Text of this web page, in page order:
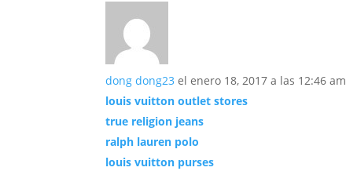
dong dong23 el enero 18, 2017 a las 12:46 am
louis vuitton outlet stores
true religion jeans
ralph lauren polo
louis vuitton purses